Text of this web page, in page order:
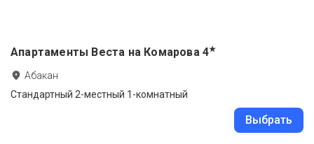
Апартаменты Веста на Комарова 4★
Абакан
Стандартный 2-местный 1-комнатный
Выбрать